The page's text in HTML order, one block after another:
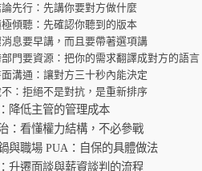
先行：先講你要對方做什麼
傾聽：先確認你聽到的版本
息要早講，而且要帶著選項講
部門要資源：把你的需求翻譯成對方的語言
溝通：讓對方三十秒內能決定
：拒絕不是對抗，是重新排序
降低主管的管理成本
：看懂權力結構，不必參戰
與職場 PUA：自保的具體做法
升遷面談與薪資談判的流程